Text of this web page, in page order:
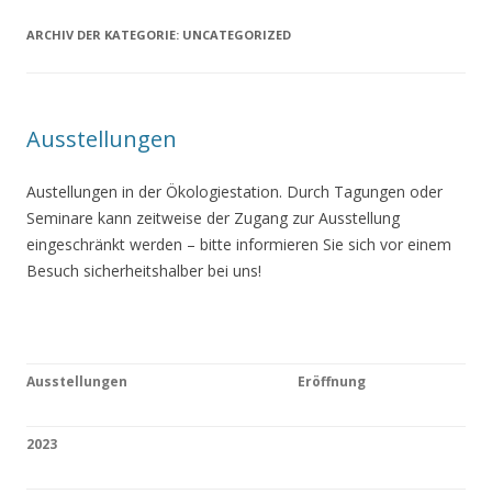
ARCHIV DER KATEGORIE: UNCATEGORIZED
Ausstellungen
Austellungen in der Ökologiestation. Durch Tagungen oder
Seminare kann zeitweise der Zugang zur Ausstellung
eingeschränkt werden – bitte informieren Sie sich vor einem
Besuch sicherheitshalber bei uns!
Ausstellungen Eröffnung
2023